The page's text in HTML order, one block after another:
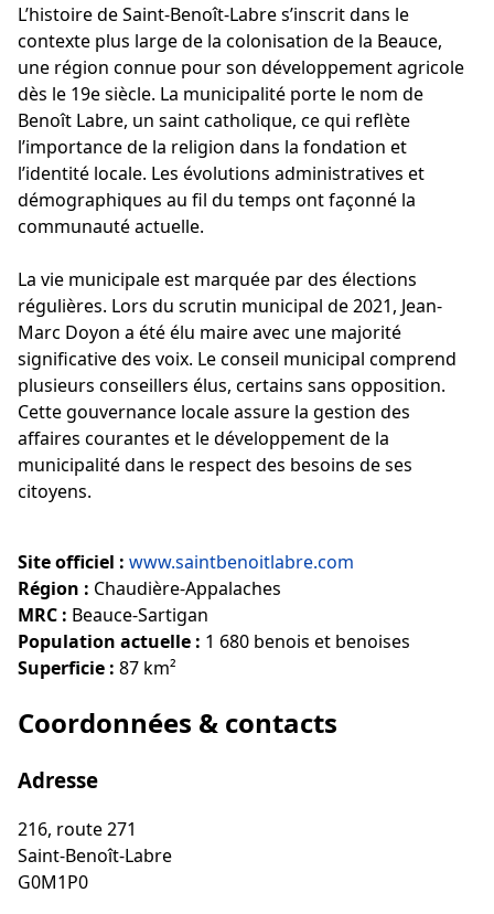
L’histoire de Saint-Benoît-Labre s’inscrit dans le
contexte plus large de la colonisation de la Beauce,
une région connue pour son développement agricole
dès le 19e siècle. La municipalité porte le nom de
Benoît Labre, un saint catholique, ce qui reflète
l’importance de la religion dans la fondation et
l’identité locale. Les évolutions administratives et
démographiques au fil du temps ont façonné la
communauté actuelle.
La vie municipale est marquée par des élections
régulières. Lors du scrutin municipal de 2021, Jean-
Marc Doyon a été élu maire avec une majorité
significative des voix. Le conseil municipal comprend
plusieurs conseillers élus, certains sans opposition.
Cette gouvernance locale assure la gestion des
affaires courantes et le développement de la
municipalité dans le respect des besoins de ses
citoyens.
Site officiel : www.saintbenoitlabre.com
Région : Chaudière-Appalaches
MRC : Beauce-Sartigan
Population actuelle : 1 680 benois et benoises
Superficie : 87 km²
Coordonnées & contacts
Adresse
216, route 271
Saint-Benoît-Labre
G0M1P0